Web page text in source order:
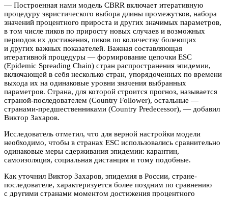
— Построенная нами модель CBRR включает итеративную
процедуру эвристического выбора длины промежутков, набора
значений процентного прироста и других значимых параметров,
в том числе пиков по приросту новых случаев и возможных
периодов их достижения, пиков по количеству болеющих
и других важных показателей. Важная составляющая
итеративной процедуры — формирование цепочки ESC
(Epidemic Spreading Chain) стран распространения эпидемии,
включающей в себя несколько стран, упорядоченных по времени
выхода их на одинаковые уровни значения выбранных
параметров. Страна, для которой строится прогноз, называется
страной-последователем (Country Follower), остальные —
странами-предшественниками (Country Predecessor), — добавил
Виктор Захаров.
Исследователь отметил, что для верной настройки модели
необходимо, чтобы в странах ESC использовались сравнительно
одинаковые меры сдерживания эпидемии: карантин,
самоизоляция, социальная дистанция и тому подобные.
Как уточнил Виктор Захаров, эпидемия в России, стране-
последователе, характеризуется более поздним по сравнению
с другими странами моментом достижения процентного